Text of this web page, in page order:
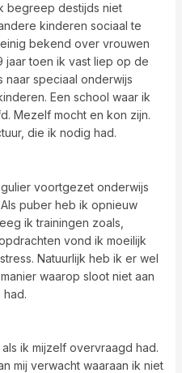
begreep destijds niet
kinderen sociaal te
bekend over vrouwen
jaar toen ik vast liep op de
naar speciaal onderwijs
Een school waar ik
Mezelf mocht en kon zijn.
die ik nodig had.
voortgezet onderwijs
puber heb ik opnieuw
ik trainingen zoals,
vond ik moeilijk
Natuurlijk heb ik er wel
waarop sloot niet aan
had.
ik mijzelf overvraagd had.
mij verwacht waaraan ik niet